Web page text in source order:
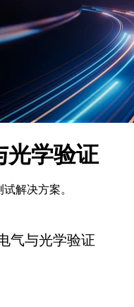
光学验证
解决方案。
气与光学验证